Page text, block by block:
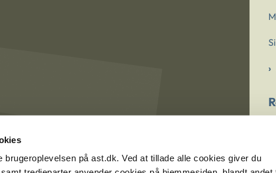
brugeroplevelsen på ast.dk. Ved at tillade alle cookies giver du